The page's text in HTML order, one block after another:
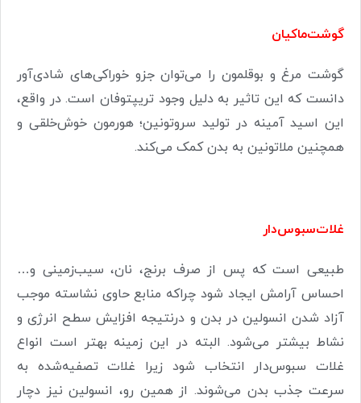
گوشت‌ماکیان
گوشت مرغ و بوقلمون را می‌توان جزو خوراکی‌های شادی‌آور
دانست که این تاثیر به دلیل وجود تریپتوفان است. در واقع،
این اسید آمینه در تولید سروتونین؛ هورمون خوش‌خلقی و
همچنین ملاتونین به بدن کمک می‌کند.
غلات‌سبوس‌دار
طبیعی است که پس از صرف برنج، نان، سیب‌زمینی و…
احساس آرامش ایجاد شود چراکه منابع حاوی نشاسته موجب
آزاد شدن انسولین در بدن و درنتیجه افزایش سطح انرژی و
نشاط بیشتر می‌شود. البته در این زمینه بهتر است انواع
غلات سبوس‌دار انتخاب شود زیرا غلات تصفیه‌شده به
سرعت جذب بدن می‌شوند. از همین رو، انسولین نیز دچار